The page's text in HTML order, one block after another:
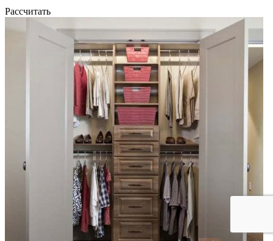
Рассчитать